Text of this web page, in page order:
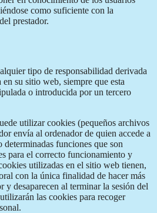
como suficiente con la
prestador.
tipo de responsabilidad derivada
su sitio web, siempre que esta
o introducida por un tercero
utilizar cookies (pequeños archivos
envía al ordenador de quien accede a
funciones que son
para el correcto funcionamiento y
utilizadas en el sitio web tienen,
con la única finalidad de hacer más
y desaparecen al terminar la sesión del
las cookies para recoger